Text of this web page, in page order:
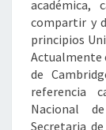
académica,
compartir y
principios
Actualmente
de
referencia
Nacional
Secretaria